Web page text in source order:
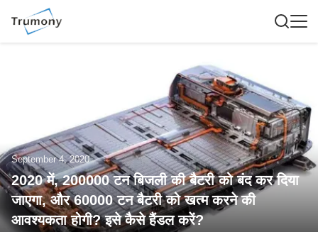
September 4, 2020
2020 में, 200000 टन बिजली की बैटरी को बंद कर दिया
जाएगा, और 60000 टन बैटरी को खत्म करने की
आवश्यकता होगी? इसे कैसे हैंडल करें?